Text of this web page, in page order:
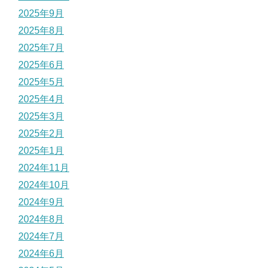
2025年9月
2025年8月
2025年7月
2025年6月
2025年5月
2025年4月
2025年3月
2025年2月
2025年1月
2024年11月
2024年10月
2024年9月
2024年8月
2024年7月
2024年6月